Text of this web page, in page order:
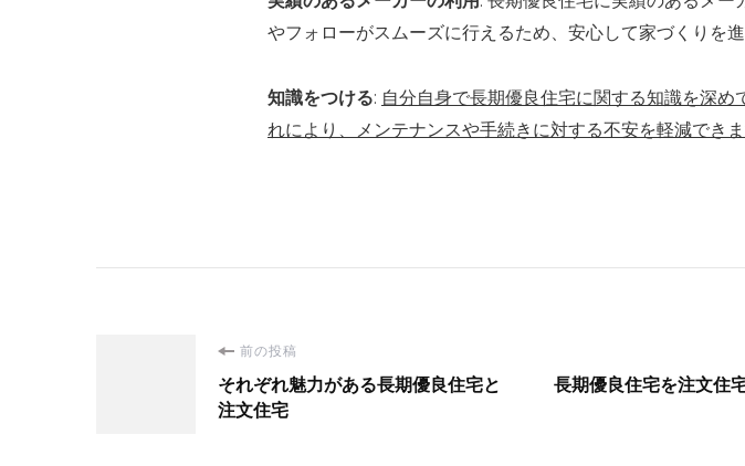
やフォローがスムーズに行えるため、安心して家づくりを進
知識をつける: 自分自身で長期優良住宅に関する知識を深め
れにより、メンテナンスや手続きに対する不安を軽減できま
前の投稿
それぞれ魅力がある長期優良住宅と
注文住宅
長期優良住宅を注文住